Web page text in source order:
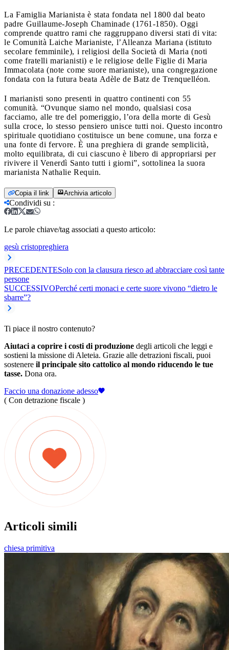
La Famiglia Marianista è stata fondata nel 1800 dal beato
padre Guillaume-Joseph Chaminade (1761-1850). Oggi
comprende quattro rami che raggruppano diversi stati di vita:
le Comunità Laiche Marianiste, l’Alleanza Mariana (istituto
secolare femminile), i religiosi della Società di Maria (noti
come fratelli marianisti) e le religiose delle Figlie di Maria
Immacolata (note come suore marianiste), una congregazione
fondata con la futura beata Adèle de Batz de Trenquelléon.
I marianisti sono presenti in quattro continenti con 55
comunità. “Ovunque siamo nel mondo, qualsiasi cosa
facciamo, alle tre del pomeriggio, l’ora della morte di Gesù
sulla croce, lo stesso pensiero unisce tutti noi. Questo incontro
spirituale quotidiano costituisce un bene comune, una forza e
una fonte di fervore. È una preghiera di grande semplicità,
molto equilibrata, di cui ciascuno è libero di appropriarsi per
rivivere il Venerdì Santo tutti i giorni”, sottolinea la suora
marianista Nathalie Requin.
Copia il link Archivia articolo
Condividi su :
Le parole chiave/tag associati a questo articolo:
gesù cristopreghiera
PRECEDENTESolo con la clausura riesco ad abbracciare così tante
persone
SUCCESSIVOPerché certi monaci e certe suore vivono “dietro le
sbarre”?
Ti piace il nostro contenuto?
Aiutaci a coprire i costi di produzione degli articoli che leggi e
sostieni la missione di Aleteia. Grazie alle detrazioni fiscali, puoi
sostenere il principale sito cattolico al mondo riducendo le tue
tasse. Dona ora.
Faccio una donazione adesso
( Con detrazione fiscale )
Articoli simili
chiesa primitiva